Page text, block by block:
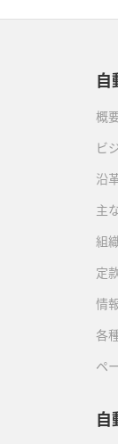
自
概
ビ
沿
主
組
定
情
各
ペ
自